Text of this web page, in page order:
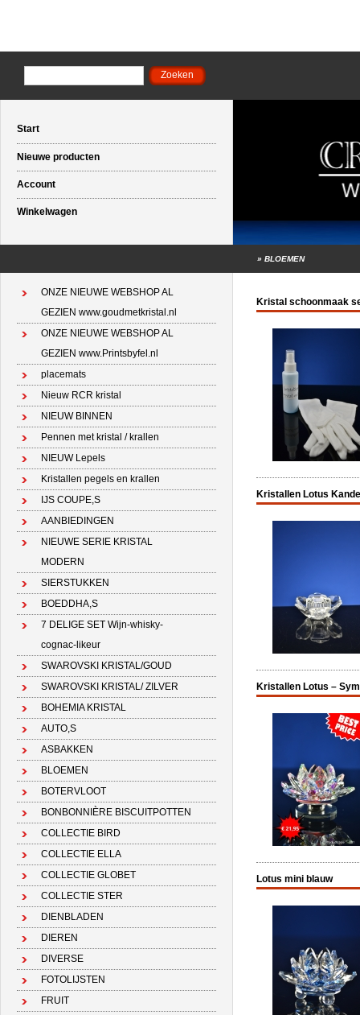
Start
Nieuwe producten
Account
Winkelwagen
» BLOEMEN
ONZE NIEUWE WEBSHOP AL
GEZIEN www.goudmetkristal.nl
ONZE NIEUWE WEBSHOP AL
GEZIEN www.Printsbyfel.nl
placemats
Nieuw RCR kristal
NIEUW BINNEN
Pennen met kristal / krallen
NIEUW Lepels
Kristallen pegels en krallen
IJS COUPE,S
AANBIEDINGEN
NIEUWE SERIE KRISTAL
MODERN
SIERSTUKKEN
BOEDDHA,S
7 DELIGE SET Wijn-whisky-
cognac-likeur
SWAROVSKI KRISTAL/GOUD
SWAROVSKI KRISTAL/ ZILVER
BOHEMIA KRISTAL
AUTO,S
ASBAKKEN
BLOEMEN
BOTERVLOOT
BONBONNIÈRE BISCUITPOTTEN
COLLECTIE BIRD
COLLECTIE ELLA
COLLECTIE GLOBET
COLLECTIE STER
DIENBLADEN
DIEREN
DIVERSE
FOTOLIJSTEN
FRUIT
Kristal schoonmaak
Kristallen Lotus
Kristallen Lotus –
Lotus mini blauw